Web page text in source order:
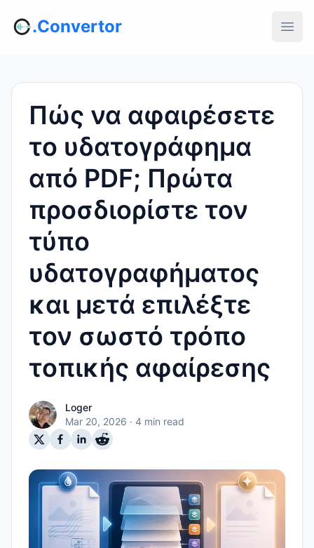
.Convertor
Πώς να αφαιρέσετε
το υδατογράφημα
από PDF; Πρώτα
προσδιορίστε τον
τύπο
υδατογραφήματος
και μετά επιλέξτε
τον σωστό τρόπο
τοπικής αφαίρεσης
Loger
Mar 20, 2026 · 4 min read